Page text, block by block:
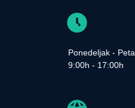
Ponedeljak -
9:00h - 17:00h